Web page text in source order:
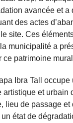
avancée et a
des actes
site. Ces
municipalité a
ce patrimoine
Ibra Tall
artistique et urbain
lieu de passage et
état de